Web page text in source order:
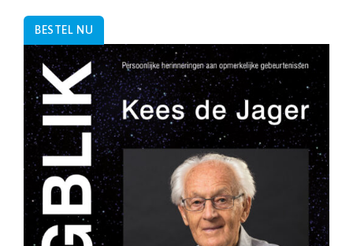
BESTEL NU